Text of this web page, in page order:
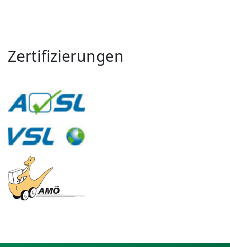
Zertifizierungen